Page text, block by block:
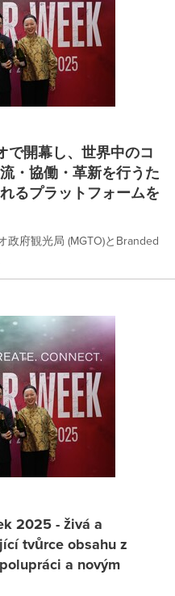
開幕し、世界中のコ
・協働・革新を行うた
るプラットフォームを
府観光局 (MGTO)とBranded
2025 - živá a
tvůrce obsahu z
a novým